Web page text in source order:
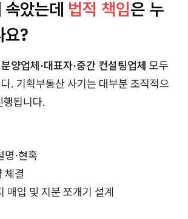
았는데 법적 책임은 누
요?
분양업체·대표자·중간 컨설팅업체 모두
. 기획부동산 사기는 대부분 조직적으
행됩니다.
명·현혹
체결
매입 및 지분 쪼개기 설계